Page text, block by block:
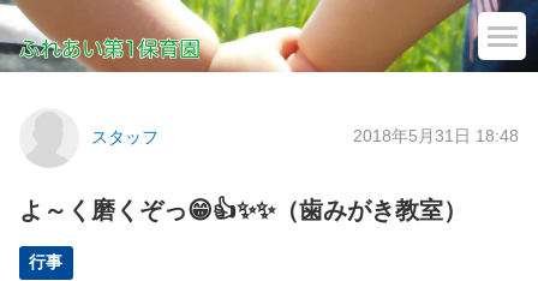
スタッフ 2018年5月31日 18:48
よ～く磨くぞっ😁👍✨✨（歯みがき教室）
行事